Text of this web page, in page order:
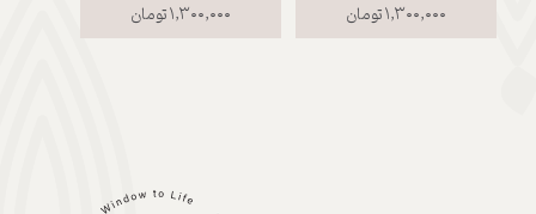
۱,۳۰۰,۰۰۰ تومان ۱,۳۰۰,۰۰۰ تومان